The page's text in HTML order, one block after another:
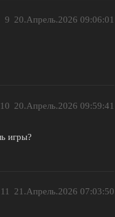
20.Апрель.2026 09:06:01
9
20.Апрель.2026 09:59:41
10
игры?
21.Апрель.2026 07:03:50
11